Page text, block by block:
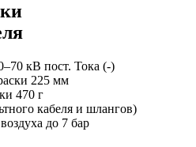
кВ пост. Тока (-)
225 мм
470 г
кабеля и шлангов)
до 7 бар